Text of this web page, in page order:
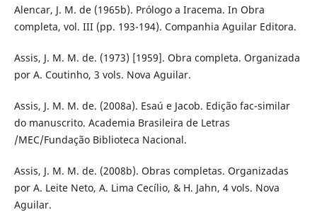
Alencar, J. M. de (1965b). Prólogo a Iracema. In Obra
completa, vol. III (pp. 193-194). Companhia Aguilar Editora.
Assis, J. M. M. de. (1973) [1959]. Obra completa. Organizada
por A. Coutinho, 3 vols. Nova Aguilar.
Assis, J. M. M. de. (2008a). Esaú e Jacob. Edição fac-similar
do manuscrito. Academia Brasileira de Letras
/MEC/Fundação Biblioteca Nacional.
Assis, J. M. M. de. (2008b). Obras completas. Organizadas
por A. Leite Neto, A. Lima Cecílio, & H. Jahn, 4 vols. Nova
Aguilar.